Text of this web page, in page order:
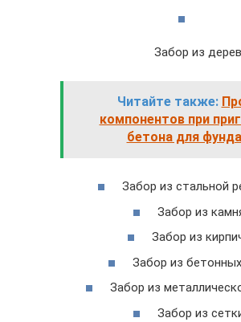
Забор из
Читайте также:
компонентов при
бетона для
Забор из стальной
Забор из
Забор из
Забор из
Забор из
Забор из